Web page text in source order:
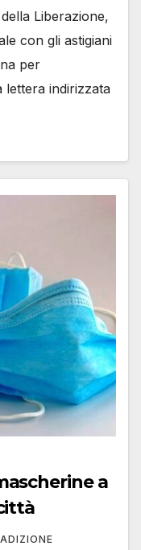
Liberazione,
con gli astigiani
per
lettera indirizzata
a